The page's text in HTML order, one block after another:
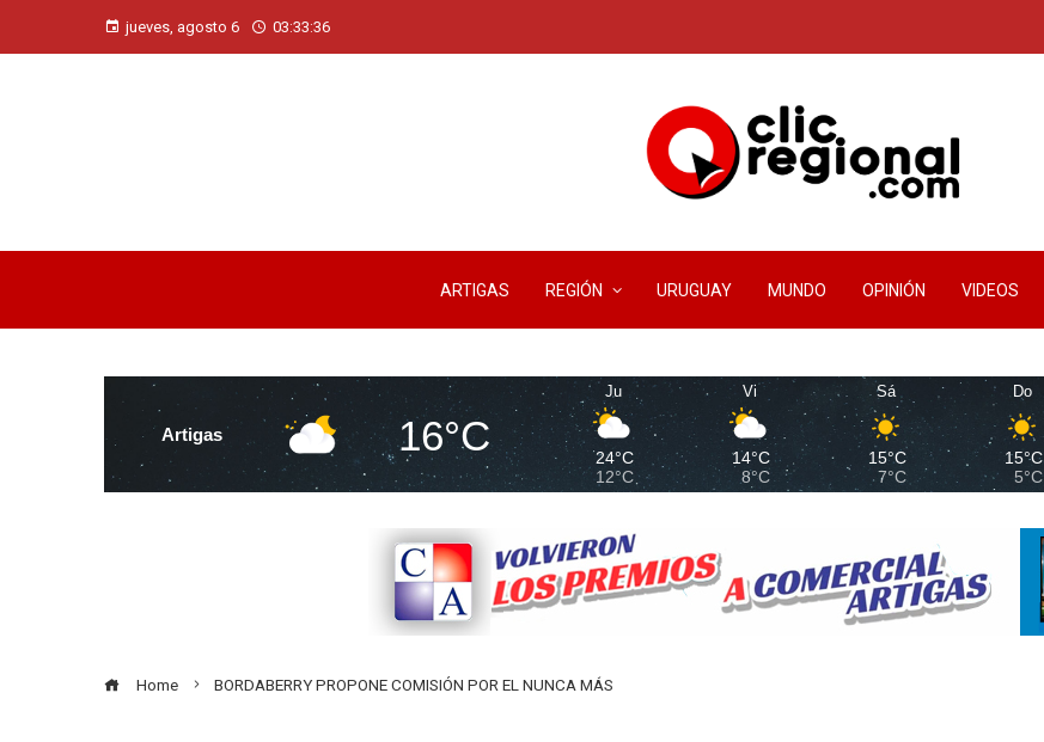
jueves, agosto 6 03:33:37
ARTIGAS REGIÓN URUGUAY MUNDO OPINIÓN VIDEOS
Artigas 16°C
Ju
24°C
12°C
Vi
14°C
8°C
Sá
15°C
7°C
Do
15°C
5°C
Home BORDABERRY PROPONE COMISIÓN POR EL NUNCA MÁS